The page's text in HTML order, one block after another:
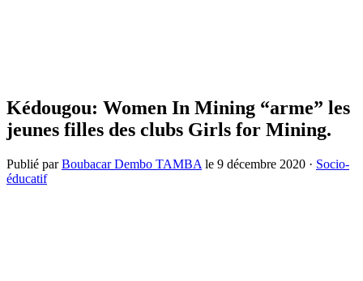
Kédougou: Women In Mining “arme” les
jeunes filles des clubs Girls for Mining.
Publié parBoubacar Dembo TAMBA le 9 décembre 2020 · Socio-
éducatif